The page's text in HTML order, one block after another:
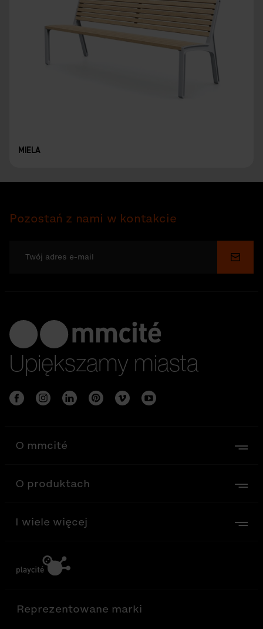
MIELA
Pozostań z nami w kontakcie
Wyślij
Upiększamy miasta
O mmcité
O produktach
I wiele więcej
Reprezentowane marki